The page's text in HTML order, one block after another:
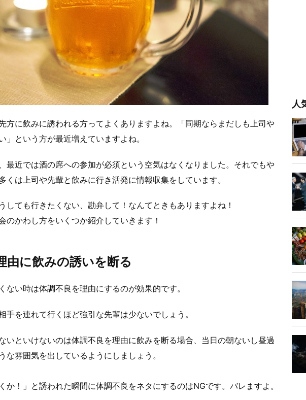
方に飲みに誘われる方ってよくありますよね。「同期ならまだしも上司や
」という方が最近増えていますよね。
最近では酒の席への参加が必須という空気はなくなりました。それでもや
くは上司や先輩と飲みに行き活発に情報収集をしています。
しても行きたくない、勘弁して！なんてときもありますよね！
のかわし方をいくつか紹介していきます！
由に飲みの誘いを断る
ない時は体調不良を理由にするのが効果的です。
手を連れて行くほど強引な先輩は少ないでしょう。
いといけないのは体調不良を理由に飲みを断る場合、当日の朝ないし昼過
な雰囲気を出しているようにしましょう。
か！」と誘われた瞬間に体調不良をネタにするのはNGです。バレますよ。
人